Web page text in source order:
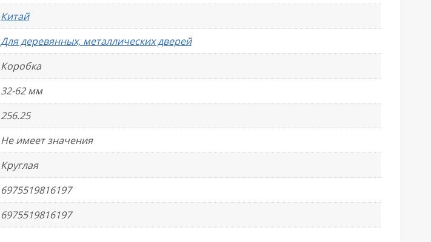
Китай
Для деревянных, металлических дверей
Коробка
32-62 мм
256.25
Не имеет значения
Круглая
6975519816197
6975519816197